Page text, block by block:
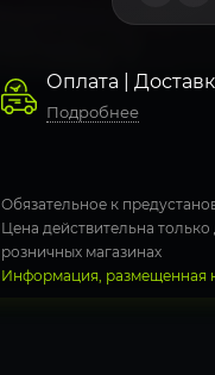
Оплата |
Подробнее
Обязательное к
Цена действительна
розничных магазинах
Информация, размещенная